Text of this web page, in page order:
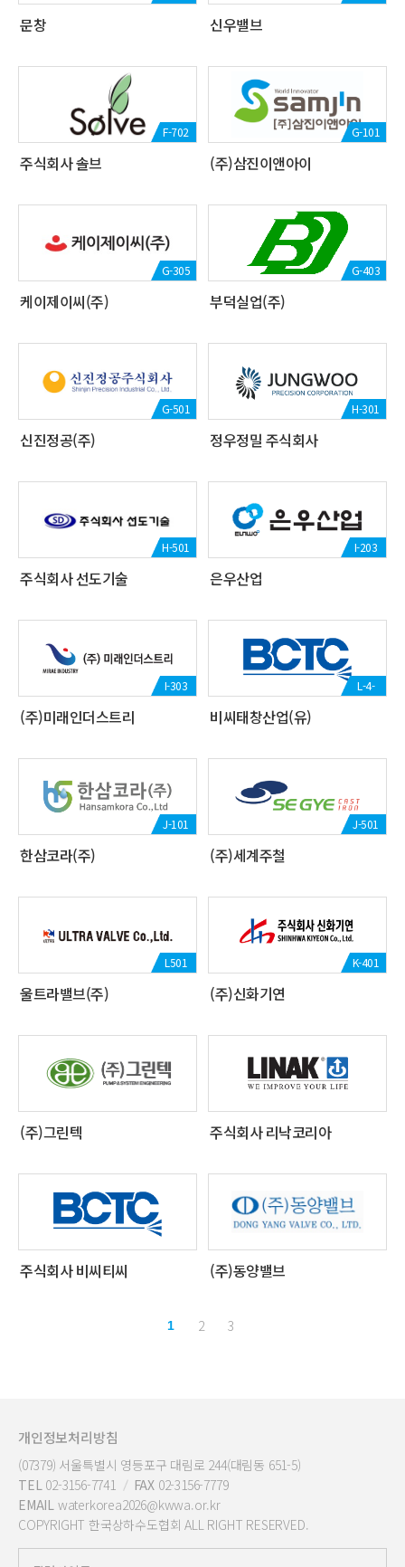
문창 신우밸브
F-702
주식회사 솔브
G-101
(주)삼진이앤아이
G-305
케이제이씨(주)
G-403
부덕실업(주)
G-501
신진정공(주)
H-301
정우정밀 주식회사
H-501
주식회사 선도기술
I-203
은우산업
I-303
(주)미래인더스트리
L-4-
비씨태창산업(유)
J-101
한삼코라(주)
J-501
(주)세계주철
L501
울트라밸브(주)
K-401
(주)신화기연
(주)그린텍 주식회사 리낙코리아
주식회사 비씨티씨 (주)동양밸브
1 2 3
개인정보처리방침
(07379) 서울특별시 영등포구 대림로 244(대림동 651-5)
TEL02-3156-7741 FAX 02-3156-7779
EMAIL waterkorea2026@kwwa.or.kr
COPYRIGHT 한국상하수도협회 ALL RIGHT RESERVED.